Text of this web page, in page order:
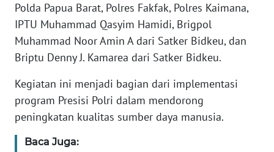
Polda Papua Barat, Polres Fakfak, Polres Kaimana,
IPTU Muhammad Qasyim Hamidi, Brigpol
Muhammad Noor Amin A dari Satker Bidkeu, dan
Briptu Denny J. Kamarea dari Satker Bidkeu.
Kegiatan ini menjadi bagian dari implementasi
program Presisi Polri dalam mendorong
peningkatan kualitas sumber daya manusia.
Baca Juga:
WN
NTT
WN
WN
PAPUA